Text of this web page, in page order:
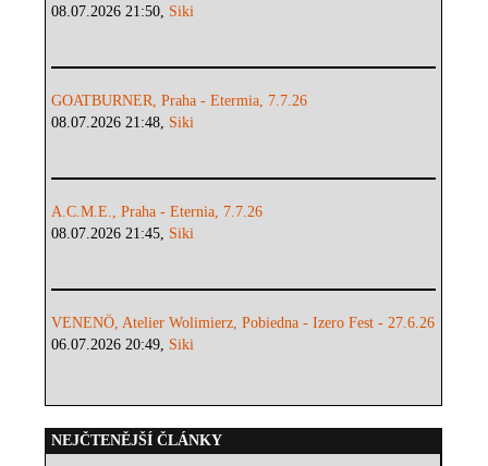
08.07.2026 21:50, Siki
GOATBURNER, Praha - Etermia, 7.7.26
08.07.2026 21:48, Siki
A.C.M.E., Praha - Eternia, 7.7.26
08.07.2026 21:45, Siki
VENENÖ, Atelier Wolimierz, Pobiedna - Izero Fest - 27.6.26
06.07.2026 20:49, Siki
NEJČTENĚJŠÍ ČLÁNKY